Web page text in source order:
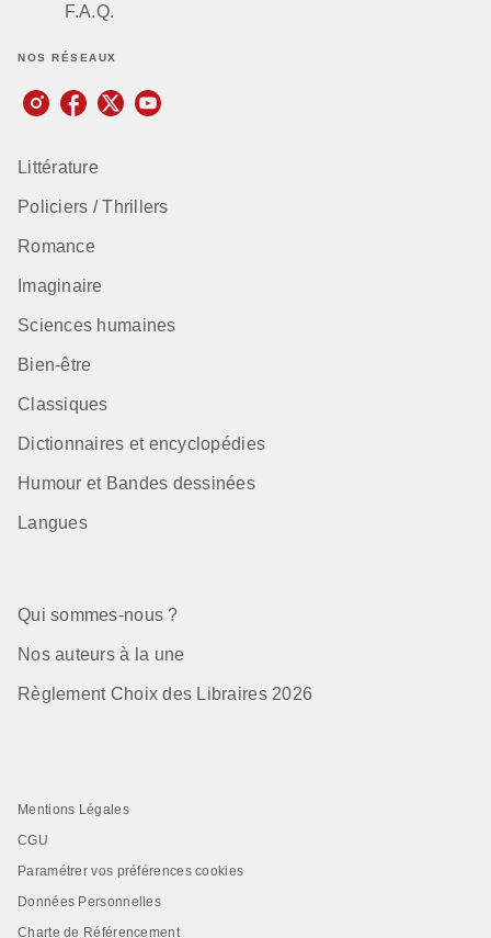
F.A.Q.
NOS RÉSEAUX
Littérature
Policiers / Thrillers
Romance
Imaginaire
Sciences humaines
Bien-être
Classiques
Dictionnaires et encyclopédies
Humour et Bandes dessinées
Langues
Qui sommes-nous ?
Nos auteurs à la une
Règlement Choix des Libraires 2026
Mentions Légales
CGU
Paramétrer vos préférences cookies
Données Personnelles
Charte de Référencement